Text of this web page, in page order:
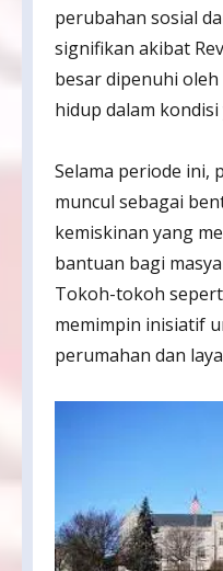
perubahan sosial
signifikan akibat
besar dipenuhi
hidup dalam
Selama periode ini,
muncul sebagai
kemiskinan yang
bantuan bagi
Tokoh-tokoh
memimpin inisiatif
perumahan dan